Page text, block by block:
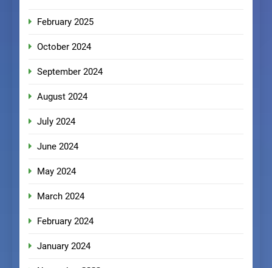
February 2025
October 2024
September 2024
August 2024
July 2024
June 2024
May 2024
March 2024
February 2024
January 2024